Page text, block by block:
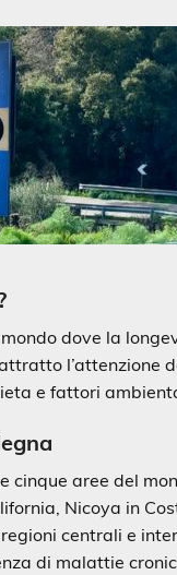
dove la
l’attenzione
e fattori
cinque aree del
Nicoya in
centrali e
di malattie